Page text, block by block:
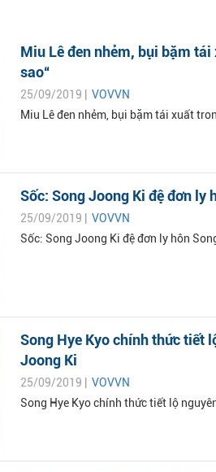
Miu Lê đen nhẻm, bụi bặm
sao“
25/09/2019 | VOVVN
Miu Lê đen nhẻm, bụi bặm tái xuất
Sốc: Song Joong Ki đệ đơn ly
25/09/2019 | VOVVN
Sốc: Song Joong Ki đệ đơn ly hôn
Song Hye Kyo chính thức tiết
Joong Ki
25/09/2019 | VOVVN
Song Hye Kyo chính thức tiết lộ